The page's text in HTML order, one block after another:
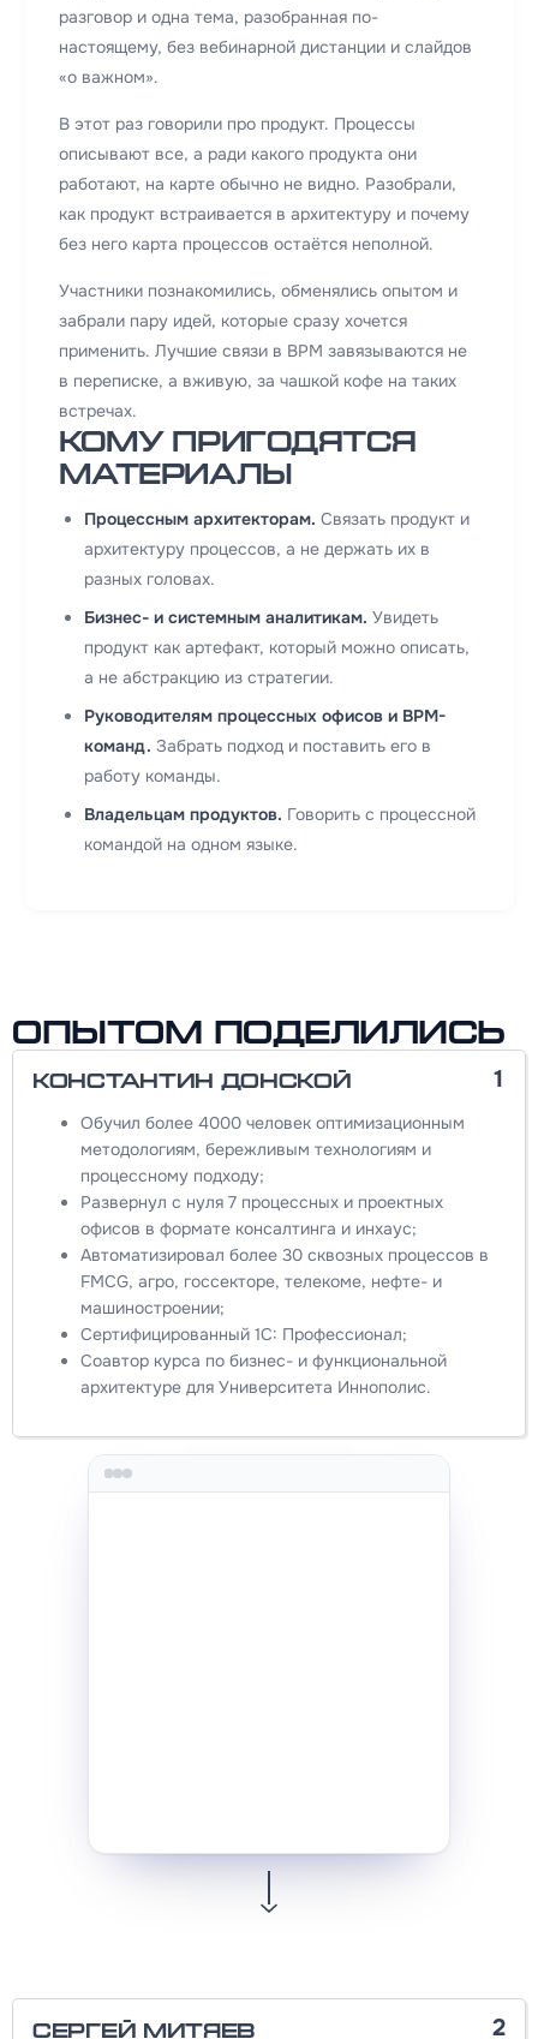
разговор и одна тема, разобранная по-
настоящему, без вебинарной дистанции и слайдов
«о важном».
В этот раз говорили про продукт. Процессы
описывают все, а ради какого продукта они
работают, на карте обычно не видно. Разобрали,
как продукт встраивается в архитектуру и почему
без него карта процессов остаётся неполной.
Участники познакомились, обменялись опытом и
забрали пару идей, которые сразу хочется
применить. Лучшие связи в BPM завязываются не
в переписке, а вживую, за чашкой кофе на таких
встречах.
Кому пригодятся
материалы
Процессным архитекторам. Связать продукт и
архитектуру процессов, а не держать их в
разных головах.
Бизнес- и системным аналитикам. Увидеть
продукт как артефакт, который можно описать,
а не абстракцию из стратегии.
Руководителям процессных офисов и BPM-
команд. Забрать подход и поставить его в
работу команды.
Владельцам продуктов. Говорить с процессной
командой на одном языке.
Опытом поделились
1
Константин Донской
Обучил более 4000 человек оптимизационным
методологиям, бережливым технологиям и
процессному подходу;
Развернул с нуля 7 процессных и проектных
офисов в формате консалтинга и инхаус;
Автоматизировал более 30 сквозных процессов в
FMCG, агро, госсекторе, телекоме, нефте- и
машиностроении;
Сертифицированный 1С: Профессионал;
Соавтор курса по бизнес- и функциональной
архитектуре для Университета Иннополис.
2
Сергей Митяев